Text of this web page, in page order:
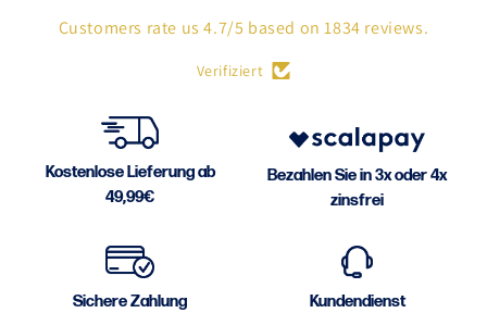
Customers rate us 4.7/5 based on 1834 reviews.
Verifiziert
Kostenlose Lieferung ab
49,99€
Bezahlen Sie in 3x oder 4x
zinsfrei
Sichere Zahlung Kundendienst